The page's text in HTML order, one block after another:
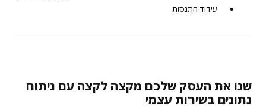
עידוד התנסות
שנו את העסק שלכם מקצה לקצה עם ניתוח
נתונים בשירות עצמי